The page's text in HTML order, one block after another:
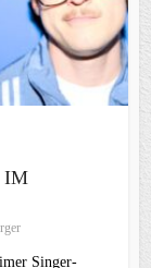
IM
Singer-